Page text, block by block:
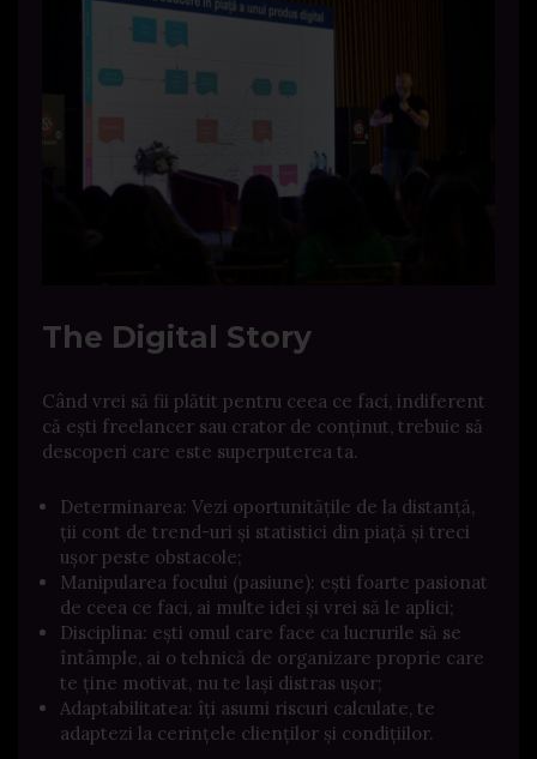
The Digital Story
Când vrei să fii plătit pentru ceea ce faci, indiferent
că ești freelancer sau crator de conținut, trebuie să
descoperi care este superputerea ta.
Determinarea: Vezi oportunitățile de la distanță,
ții cont de trend-uri și statistici din piață și treci
ușor peste obstacole;
Manipularea focului (pasiune): ești foarte pasionat
de ceea ce faci, ai multe idei și vrei să le aplici;
Disciplina: ești omul care face ca lucrurile să se
întâmple, ai o tehnică de organizare proprie care
te ține motivat, nu te lași distras ușor;
Adaptabilitatea: îți asumi riscuri calculate, te
adaptezi la cerințele clienților și condițiilor.